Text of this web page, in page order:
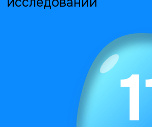
Любые ГЕО
в России
и СНГ
с 2013 года